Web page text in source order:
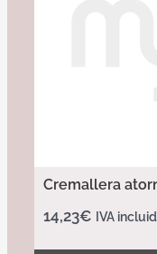
Cremallera
14,23€ IVA